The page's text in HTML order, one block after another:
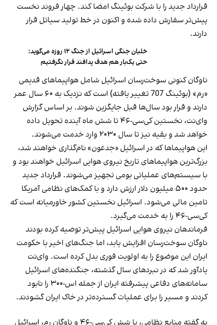
قرارداد جدید را با شرکت بوئینگ امضا کند. چهار فروند نخست
پیش‌تر سفارش داده شده و اکنون در خط تولید سیاتل قرار
دارند.
خلبان جنگی اسرائیل از جنگ ۱۲ روزه می‌گوید:
حتی یک‌بار هم هدف پدافند قرار نگرفتیم
ناوگان کنونی سوخت‌رسان اسرائیل شامل هواپیماهای قدیمی
«رم» (بوئینگ 707 تغییر یافته) است که نزدیک به ۶۰ سال عمر
دارند و قرار بود سال‌ها قبل جایگزین شوند. بر اساس گزارش
وای‌نت، نخستین کی‌سی-۴۶ تا شش ماه آینده تحویل داده
خواهد شد و بقیه نیز تا سال ۲۰۳۰ وارد خدمت می‌شوند.
این هواپیماها که در اسرائیل «جدعون» نام‌گذاری خواهند شد،
بزرگ‌ترین هواپیماهای تاریخ نیروی هوایی اسرائیل خواهند بود و
با سیستم‌های عملیاتی بومی تجهیز می‌شوند. قرارداد جدید
حدود ۵۰۰ میلیون دلار ارزش دارد و با کمک‌های نظامی آمریکا
تامین مالی می‌شود. اسرائیل نخستین کشور خاورمیانه است که
کی‌سی-۴۶ را به خدمت می‌گیرد.
فرماندهان نیروی هوایی اسرائیل پیش‌تر توصیه کرده بودند
ناوگان سوخت‌رسان افزایش یابد، اما جنگ‌های اخیر با حکومت
ایران این موضوع را به اولویت فوری بدل کرده است. وای‌نت
یادآور شد که در نبردهای سال گذشته، جنگنده‌های اسرائیل
سامانه‌های دفاعی پیشرفته ایران از جمله اس-۳۰۰ را نابود
کردند و مسیر را برای عملیات گسترده‌تر در خاک ایران گشودند.
به گفته منابع نظامی، با شش کی‌سی-۴۶ و ناوگان رم، اسرائیل